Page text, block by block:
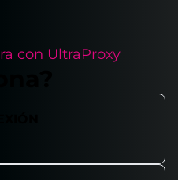
con UltraProxy